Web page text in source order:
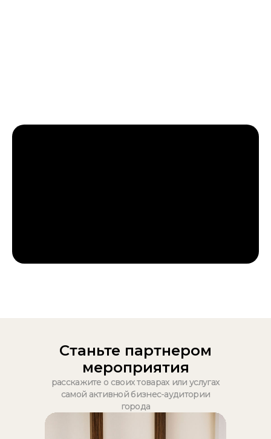
Станьте партнером
мероприятия
расскажите о своих товарах или услугах
самой активной бизнес-аудитории
города